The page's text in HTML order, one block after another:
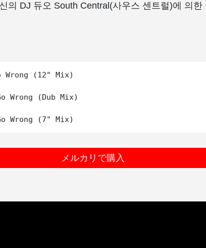
의 DJ 듀오 South Central(사우스 센트럴)에 의한
Wrong (12" Mix)
Wrong (Dub Mix)
メルカリで購入